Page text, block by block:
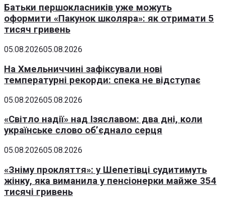
Батьки першокласників уже можуть
оформити «Пакунок школяра»: як отримати 5
тисяч гривень
05.08.202605.08.2026
На Хмельниччині зафіксували нові
температурні рекорди: спека не відступає
05.08.202605.08.2026
«Світло надії» над Ізяславом: два дні, коли
українське слово об’єднало серця
05.08.202605.08.2026
«Зніму прокляття»: у Шепетівці судитимуть
жінку, яка виманила у пенсіонерки майже 354
тисячі гривень